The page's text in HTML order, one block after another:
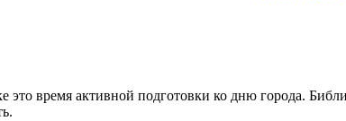
время активной подготовки ко дню города.